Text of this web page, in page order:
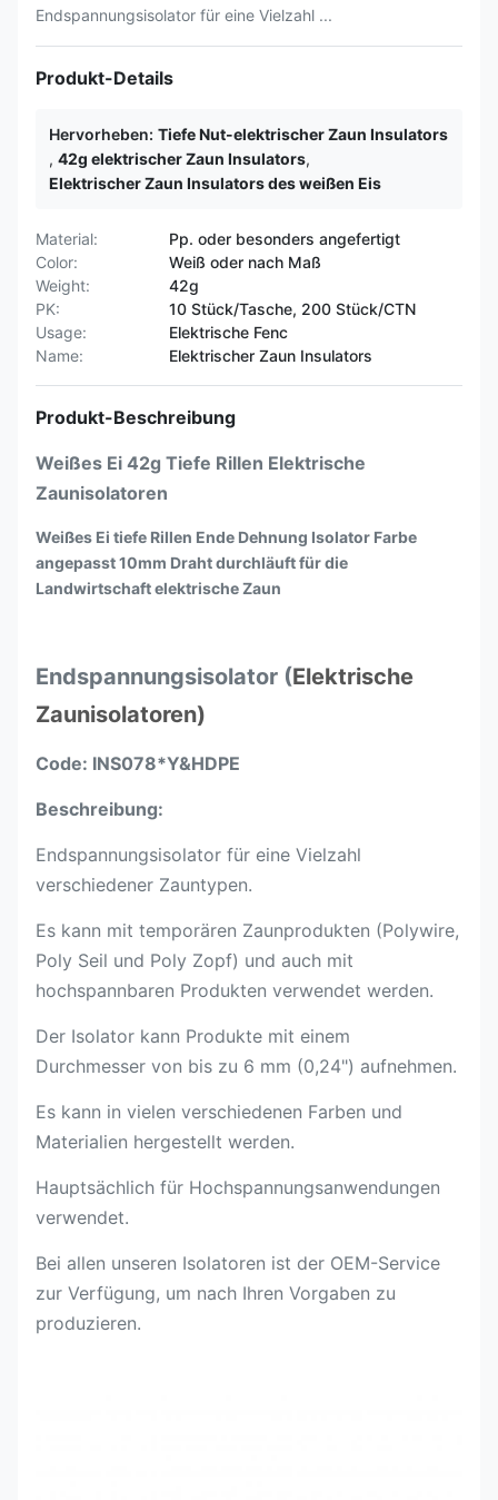
Endspannungsisolator für eine Vielzahl ...
Produkt-Details
Hervorheben: Tiefe Nut-elektrischer Zaun Insulators
, 42g elektrischer Zaun Insulators,
Elektrischer Zaun Insulators des weißen Eis
Material:
Pp. oder besonders angefertigt
Color:
Weiß oder nach Maß
Weight:
42g
PK:
10 Stück/Tasche, 200 Stück/CTN
Usage:
Elektrische Fenc
Name:
Elektrischer Zaun Insulators
Produkt-Beschreibung
Weißes Ei 42g Tiefe Rillen Elektrische
Zaunisolatoren
Weißes Ei tiefe Rillen Ende Dehnung Isolator Farbe
angepasst 10mm Draht durchläuft für die
Landwirtschaft elektrische Zaun
Endspannungsisolator (Elektrische
Zaunisolatoren)
Code: INS078*Y&HDPE
Beschreibung:
Endspannungsisolator für eine Vielzahl
verschiedener Zauntypen.
Es kann mit temporären Zaunprodukten (Polywire,
Poly Seil und Poly Zopf) und auch mit
hochspannbaren Produkten verwendet werden.
Der Isolator kann Produkte mit einem
Durchmesser von bis zu 6 mm (0,24") aufnehmen.
Es kann in vielen verschiedenen Farben und
Materialien hergestellt werden.
Hauptsächlich für Hochspannungsanwendungen
verwendet.
Bei allen unseren Isolatoren ist der OEM-Service
zur Verfügung, um nach Ihren Vorgaben zu
produzieren.